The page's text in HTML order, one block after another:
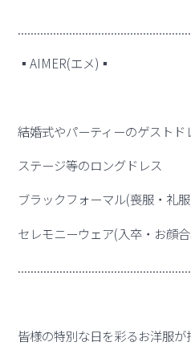
▪︎AIMER(エメ)▪︎
結婚式やパーティーのゲストド
ステージ等のロングドレス
ブラックフォーマル(喪服・礼
セレモニーウェア(入卒・お顔
皆様の特別な日を彩るお洋服が